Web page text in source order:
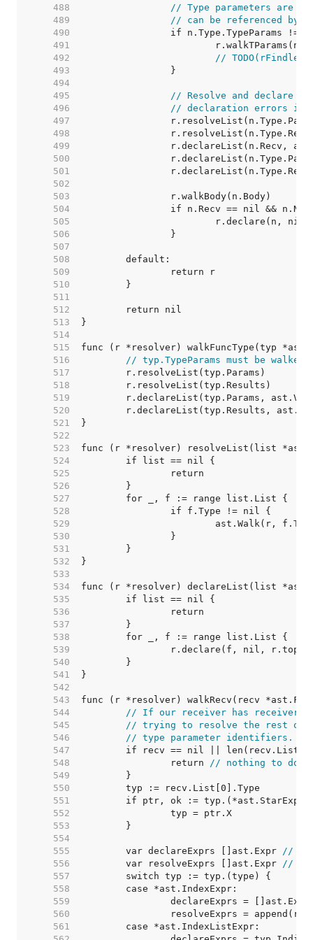
   488
// Type parameters are
   489
// can be referenced by
   490
   491
   492
//
   493
   494
   495
// Resolve and declare
   496
// declaration errors in
   497
   498
   499
   500
   501
   502
   503
   504
   505
   506
   507
   508
   509
   510
   511
   512
   513
   514
   515
   516
// typ.TypeParams must be
   517
   518
   519
   520
   521
   522
   523
   524
   525
   526
   527
   528
   529
   530
   531
   532
   533
   534
   535
   536
   537
   538
   539
   540
   541
   542
   543
   544
// If our receiver has receiver
   545
// trying to resolve the rest of
   546
// type parameter identifiers.
   547
   548
		return
// nothing to do
   549
   550
   551
   552
   553
   554
   555
	var declareExprs []ast.Expr
//
   556
	var resolveExprs []ast.Expr
//
   557
   558
   559
   560
   561